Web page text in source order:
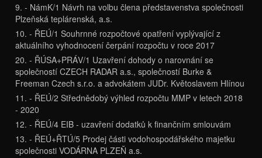
9. - NámK/1 Návrh na volbu člena představenstva společnosti
Plzeňská teplárenská, a.s.
10. - ŘEÚ/1 Souhrnné rozpočtové opatření vyplývající z
aktuálního vyhodnocení čerpání rozpočtu v roce 2017
20. - ŘÚSA+PRÁV/1 Uzavření dohody o narovnání se
společností CZECH RADAR a.s., společností Burke &
Freeman Czech s.r.o. a advokátem JUDr. Květoslavem Hlínou
11. - ŘEÚ/2 Střednědobý výhled rozpočtu MMP v letech 2018
- 2020
12. - ŘEÚ/4 EIB - uzavření dodatků k finančním smlouvám
13. - ŘEÚ+ŘTÚ/5 Prodej části vodohospodářského majetku
společnosti VODÁRNA PLZEŇ a.s.